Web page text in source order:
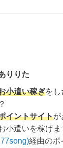
りりた
小遣い稼ぎを
イントサイトが
小遣いを稼げ
経由のポ